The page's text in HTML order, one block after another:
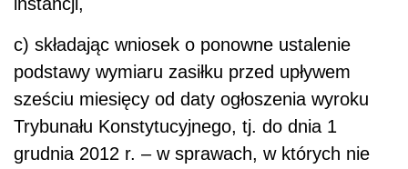
c) składając wniosek o ponowne ustalenie
podstawy wymiaru zasiłku przed upływem
sześciu miesięcy od daty ogłoszenia wyroku
Trybunału Konstytucyjnego, tj. do dnia 1
grudnia 2012 r. – w sprawach, w których nie